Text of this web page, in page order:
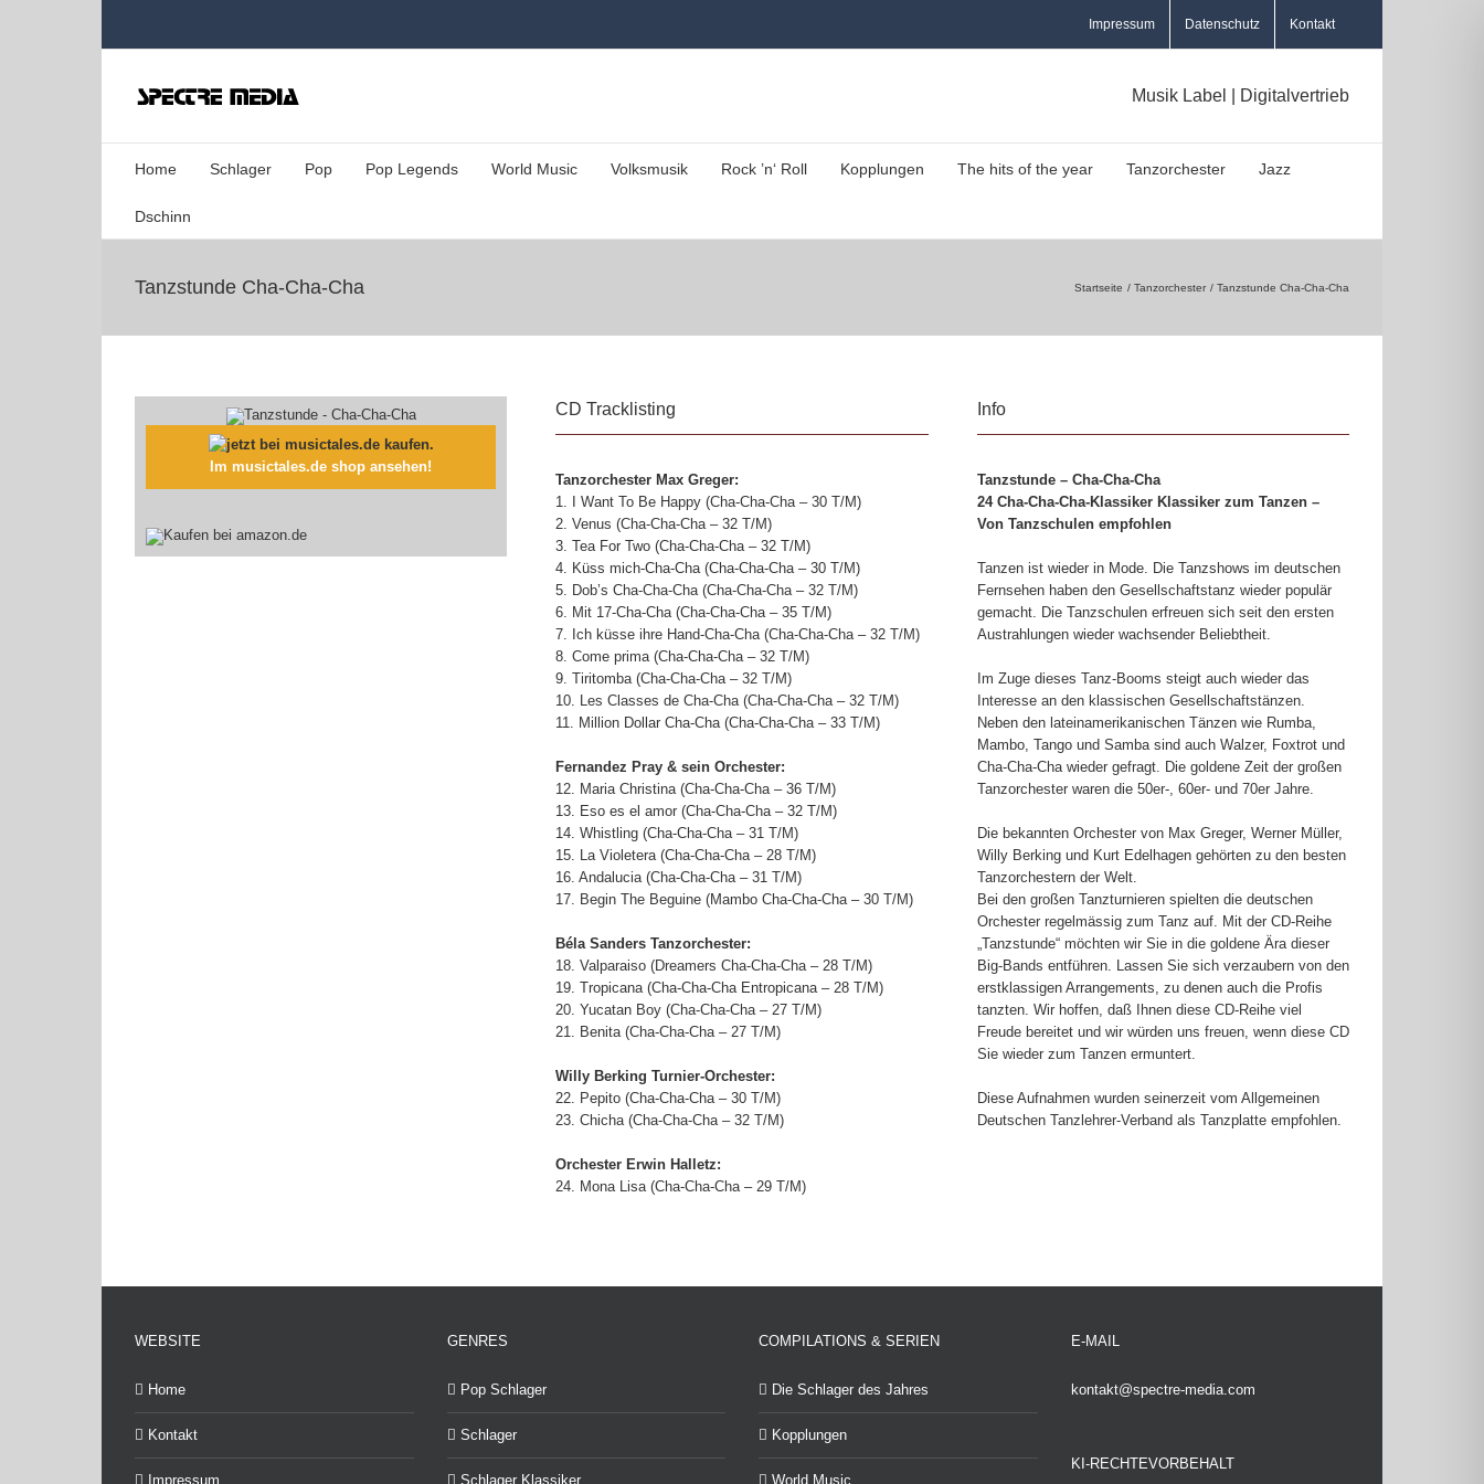
Impressum Datenschutz Kontakt
Musik Label | Digitalvertrieb
Home Schlager Pop Pop Legends World Music Volksmusik Rock ’n‘ Roll Kopplungen The hits of the year Tanzorchester Jazz
Dschinn
Tanzstunde Cha-Cha-Cha Startseite Tanzorchester Tanzstunde Cha-Cha-Cha
Im musictales.de shop ansehen!
CD Tracklisting
Tanzorchester Max Greger:
1. I Want To Be Happy (Cha-Cha-Cha – 30 T/M)
2. Venus (Cha-Cha-Cha – 32 T/M)
3. Tea For Two (Cha-Cha-Cha – 32 T/M)
4. Küss mich-Cha-Cha (Cha-Cha-Cha – 30 T/M)
5. Dob’s Cha-Cha-Cha (Cha-Cha-Cha – 32 T/M)
6. Mit 17-Cha-Cha (Cha-Cha-Cha – 35 T/M)
7. Ich küsse ihre Hand-Cha-Cha (Cha-Cha-Cha – 32 T/M)
8. Come prima (Cha-Cha-Cha – 32 T/M)
9. Tiritomba (Cha-Cha-Cha – 32 T/M)
10. Les Classes de Cha-Cha (Cha-Cha-Cha – 32 T/M)
11. Million Dollar Cha-Cha (Cha-Cha-Cha – 33 T/M)
Fernandez Pray & sein Orchester:
12. Maria Christina (Cha-Cha-Cha – 36 T/M)
13. Eso es el amor (Cha-Cha-Cha – 32 T/M)
14. Whistling (Cha-Cha-Cha – 31 T/M)
15. La Violetera (Cha-Cha-Cha – 28 T/M)
16. Andalucia (Cha-Cha-Cha – 31 T/M)
17. Begin The Beguine (Mambo Cha-Cha-Cha – 30 T/M)
Béla Sanders Tanzorchester:
18. Valparaiso (Dreamers Cha-Cha-Cha – 28 T/M)
19. Tropicana (Cha-Cha-Cha Entropicana – 28 T/M)
20. Yucatan Boy (Cha-Cha-Cha – 27 T/M)
21. Benita (Cha-Cha-Cha – 27 T/M)
Willy Berking Turnier-Orchester:
22. Pepito (Cha-Cha-Cha – 30 T/M)
23. Chicha (Cha-Cha-Cha – 32 T/M)
Orchester Erwin Halletz:
24. Mona Lisa (Cha-Cha-Cha – 29 T/M)
Info
Tanzstunde – Cha-Cha-Cha
24 Cha-Cha-Cha-Klassiker Klassiker zum Tanzen –
Von Tanzschulen empfohlen
Tanzen ist wieder in Mode. Die Tanzshows im deutschen
Fernsehen haben den Gesellschaftstanz wieder populär
gemacht. Die Tanzschulen erfreuen sich seit den ersten
Austrahlungen wieder wachsender Beliebtheit.
Im Zuge dieses Tanz-Booms steigt auch wieder das
Interesse an den klassischen Gesellschaftstänzen.
Neben den lateinamerikanischen Tänzen wie Rumba,
Mambo, Tango und Samba sind auch Walzer, Foxtrot und
Cha-Cha-Cha wieder gefragt. Die goldene Zeit der großen
Tanzorchester waren die 50er-, 60er- und 70er Jahre.
Die bekannten Orchester von Max Greger, Werner Müller,
Willy Berking und Kurt Edelhagen gehörten zu den besten
Tanzorchestern der Welt.
Bei den großen Tanzturnieren spielten die deutschen
Orchester regelmässig zum Tanz auf. Mit der CD-Reihe
„Tanzstunde“ möchten wir Sie in die goldene Ära dieser
Big-Bands entführen. Lassen Sie sich verzaubern von den
erstklassigen Arrangements, zu denen auch die Profis
tanzten. Wir hoffen, daß Ihnen diese CD-Reihe viel
Freude bereitet und wir würden uns freuen, wenn diese CD
Sie wieder zum Tanzen ermuntert.
Diese Aufnahmen wurden seinerzeit vom Allgemeinen
Deutschen Tanzlehrer-Verband als Tanzplatte empfohlen.
WEBSITE
Home
Kontakt
Impressum
GENRES
Pop Schlager
Schlager
Schlager Klassiker
COMPILATIONS & SERIEN
Die Schlager des Jahres
Kopplungen
World Music
E-MAIL
kontakt@spectre-media.com
KI-RECHTEVORBEHALT